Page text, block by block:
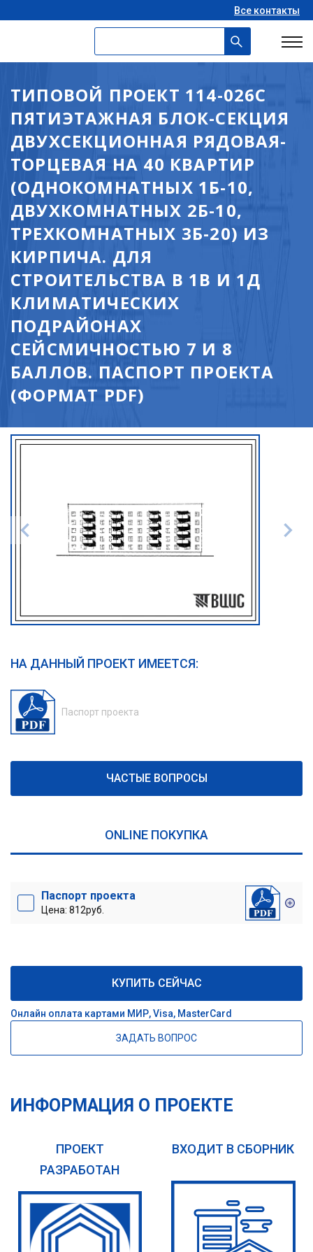
Все контакты
ТИПОВОЙ ПРОЕКТ 114-026С
ПЯТИЭТАЖНАЯ БЛОК-СЕКЦИЯ
ДВУХСЕКЦИОННАЯ РЯДОВАЯ-
ТОРЦЕВАЯ НА 40 КВАРТИР
(ОДНОКОМНАТНЫХ 1Б-10,
ДВУХКОМНАТНЫХ 2Б-10,
ТРЕХКОМНАТНЫХ 3Б-20) ИЗ
КИРПИЧА. ДЛЯ
СТРОИТЕЛЬСТВА В 1В И 1Д
КЛИМАТИЧЕСКИХ
ПОДРАЙОНАХ
СЕЙСМИЧНОСТЬЮ 7 И 8
БАЛЛОВ. ПАСПОРТ ПРОЕКТА
(ФОРМАТ PDF)
НА ДАННЫЙ ПРОЕКТ ИМЕЕТСЯ:
Паспорт проекта
ЧАСТЫЕ ВОПРОСЫ
ONLINE ПОКУПКА
Паспорт проекта
Цена: 812руб.
КУПИТЬ СЕЙЧАС
Онлайн оплата картами МИР, Visa, MasterCard
ЗАДАТЬ ВОПРОС
ИНФОРМАЦИЯ О ПРОЕКТЕ
ПРОЕКТ
РАЗРАБОТАН
ВХОДИТ В СБОРНИК